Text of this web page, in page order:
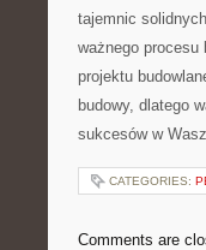
tajemnic
ważnego procesu
projektu
budowy, dlatego
sukcesów ⁣w
CATEGORIES:
Comments are